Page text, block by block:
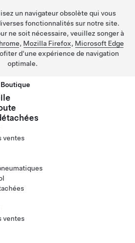
un navigateur obsolète qui vous
fonctionnalités sur notre site.
ne soit nécessaire, veuillez songer à
, Mozilla Firefox, Microsoft Edge
d'une expérience de navigation
optimale.
Boutique
ventes
ventes